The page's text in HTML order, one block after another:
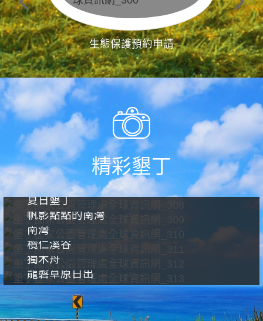
生態保護預約申請
精彩墾丁
夏日墾丁
帆影點點的南灣
南灣
欖仁溪谷
獨木舟
龍磐草原日出